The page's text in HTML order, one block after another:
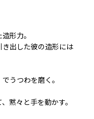
形力。
出した彼の造形には
うつわを磨く。
黙々と手を動かす。